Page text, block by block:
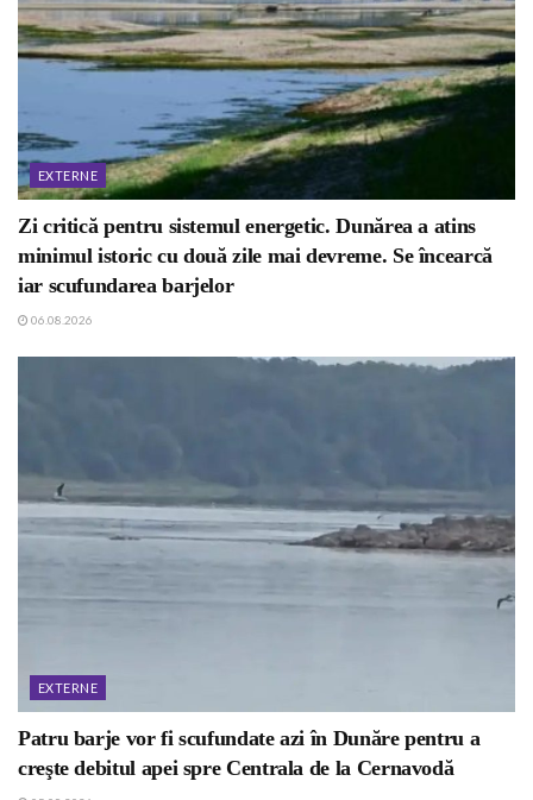
EXTERNE
Zi critică pentru sistemul energetic. Dunărea a atins
minimul istoric cu două zile mai devreme. Se încearcă
iar scufundarea barjelor
06.08.2026
EXTERNE
Patru barje vor fi scufundate azi în Dunăre pentru a
creşte debitul apei spre Centrala de la Cernavodă